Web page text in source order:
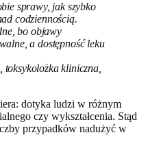
sprawy, jak szybko
codziennością.
bo objawy
a dostępność leku
kliniczna,
dotyka ludzi w różnym
czy wykształcenia. Stąd
przypadków nadużyć w